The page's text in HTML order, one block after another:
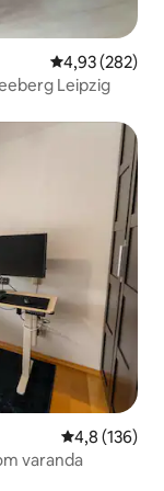
4,93 de uma
4,93 (282)
Leipzig
4,8 de uma
4,8 (136)
varanda